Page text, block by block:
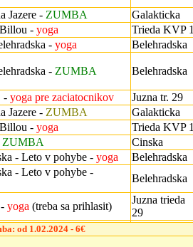
Jazere - ZUMBA Galakticka
- yoga Trieda KVP 1
- yoga Belehradska
- ZUMBA Belehradska
- yoga pre zaciatocnikov Juzna tr. 29
Jazere - ZUMBA Galakticka
- yoga Trieda KVP 1
ZUMBA Cinska
- Leto v pohybe - yoga Belehradska
- Leto v pohybe -
Belehradska
yoga (treba sa prihlasit)
Juzna trieda
29
od 1.02.2024 - 6€